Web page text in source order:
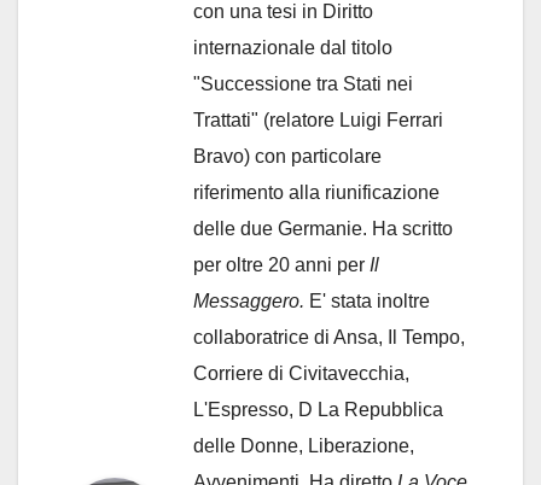
con una tesi in Diritto
internazionale dal titolo
"Successione tra Stati nei
Trattati" (relatore Luigi Ferrari
Bravo) con particolare
riferimento alla riunificazione
delle due Germanie. Ha scritto
per oltre 20 anni per Il
Messaggero. E' stata inoltre
collaboratrice di Ansa, Il Tempo,
Corriere di Civitavecchia,
L'Espresso, D La Repubblica
delle Donne, Liberazione,